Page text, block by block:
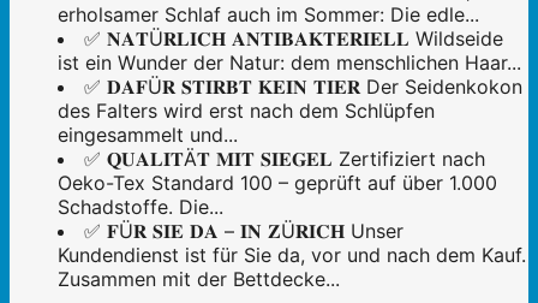
erholsamer Schlaf auch im Sommer: Die edle...
✅ 𝐍𝐀𝐓Ü𝐑𝐋𝐈𝐂𝐇 𝐀𝐍𝐓𝐈𝐁𝐀𝐊𝐓𝐄𝐑𝐈𝐄𝐋𝐋 Wildseide
ist ein Wunder der Natur: dem menschlichen Haar...
✅ 𝐃𝐀𝐅Ü𝐑 𝐒𝐓𝐈𝐑𝐁𝐓 𝐊𝐄𝐈𝐍 𝐓𝐈𝐄𝐑 Der Seidenkokon
des Falters wird erst nach dem Schlüpfen
eingesammelt und...
✅ 𝐐𝐔𝐀𝐋𝐈𝐓Ä𝐓 𝐌𝐈𝐓 𝐒𝐈𝐄𝐆𝐄𝐋 Zertifiziert nach
Oeko-Tex Standard 100 – geprüft auf über 1.000
Schadstoffe. Die...
✅ 𝐅Ü𝐑 𝐒𝐈𝐄 𝐃𝐀 – 𝐈𝐍 𝐙Ü𝐑𝐈𝐂𝐇 Unser
Kundendienst ist für Sie da, vor und nach dem Kauf.
Zusammen mit der Bettdecke...